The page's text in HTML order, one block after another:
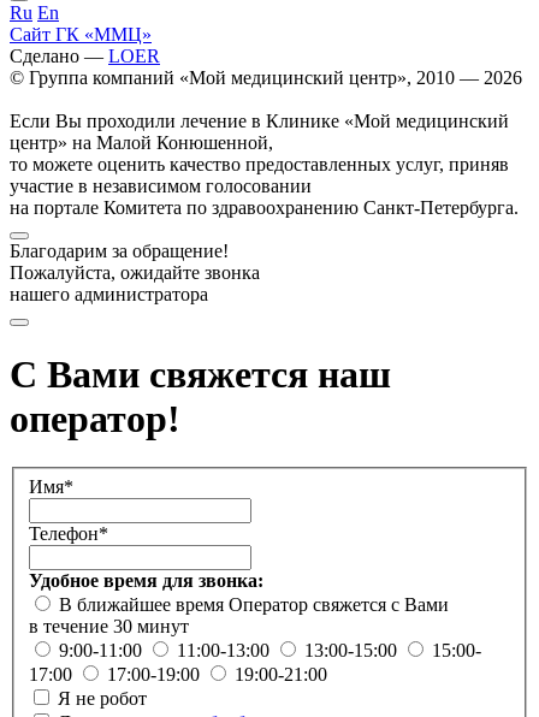
Ru En
Сайт ГК «ММЦ»
Сделано — LOER
© Группа компаний «Мой медицинский центр», 2010 — 2026
Если Вы проходили лечение в Клинике «Мой медицинский
центр» на Малой Конюшенной,
то можете оценить качество предоставленных услуг, приняв
участие в независимом голосовании
на портале Комитета по здравоохранению Санкт-Петербурга.
Благодарим за обращение!
Пожалуйста, ожидайте звонка
нашего администратора
С Вами свяжется наш
оператор!
Имя*
Телефон*
Удобное время для звонка:
В ближайшее время Оператор свяжется с Вами
в течение 30 минут
9:00-11:00
11:00-13:00 13:00-15:00
15:00-
17:00
17:00-19:00
19:00-21:00
Я не робот